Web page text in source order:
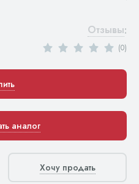
Отзывы:
(0)
аналог
Хочу продать